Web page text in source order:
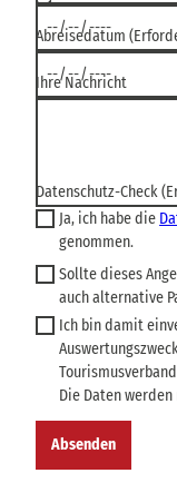
Abreisedatum
Ihre Nachricht
Datenschutz-Check
Ja, ich habe die
genommen.
Sollte dieses
auch alternative
Ich bin damit
Die Daten
Absenden